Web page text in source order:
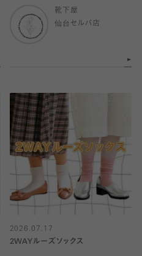
靴下屋
仙台セルバ店
2026.07.17
2WAYルーズソックス